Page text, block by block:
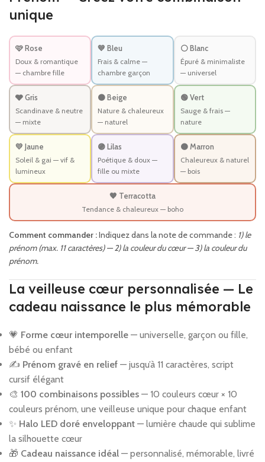
unique
🩷 Rose
Doux & romantique
— chambre fille
💙 Bleu
Frais & calme —
chambre garçon
⚪ Blanc
Épuré & minimaliste
— universel
🩶 Gris
Scandinave & neutre
— mixte
🟤 Beige
Nature & chaleureux
— naturel
🟢 Vert
Sauge & frais —
nature
💛 Jaune
Soleil & gai — vif &
lumineux
🟣 Lilas
Poétique & doux —
fille ou mixte
🟤 Marron
Chaleureux & naturel
— bois
🧡 Terracotta
Tendance & chaleureux — boho
Comment commander :Indiquez dans la note de commande : 1) le
prénom (max. 11 caractères) — 2) la couleur du cœur — 3) la couleur du
prénom.
La veilleuse cœur personnalisée — Le
cadeau naissance le plus mémorable
💗 Forme cœur intemporelle — universelle, garçon ou fille,
bébé ou enfant
✍️ Prénom gravé en relief — jusqu’à 11 caractères, script
cursif élégant
🎨 100 combinaisons possibles — 10 couleurs cœur × 10
couleurs prénom, une veilleuse unique pour chaque enfant
✨ Halo LED doré enveloppant — lumière chaude qui sublime
la silhouette cœur
🎁 Cadeau naissance idéal — personnalisé, mémorable, livré